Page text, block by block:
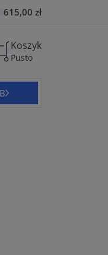
615,00 zł
Koszyk
Pusto